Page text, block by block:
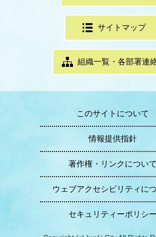
サイトマップ
組織一覧・各部署連
このサイトについて
情報提供指針
著作権・リンクについて
ウェブアクセシビリティに
セキュリティーポリシー